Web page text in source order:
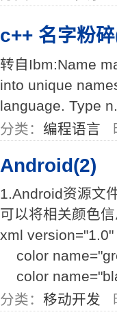
c++ 名字粉
转自Ibm:Name
into unique
language. Type
分类： 编程语言
Android(2)
1.Android资源文
可以将相关颜色
xml
color
color
分类： 移动开发